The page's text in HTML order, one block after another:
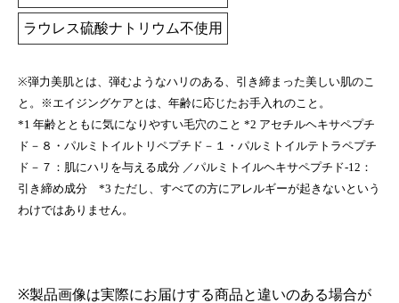
ラウレス硫酸ナトリウム不使用
※弾力美肌とは、弾むようなハリのある、引き締まった美しい肌のこ
と。※エイジングケアとは、年齢に応じたお手入れのこと。
*1 年齢とともに気になりやすい毛穴のこと *2 アセチルヘキサペプチ
ド－８・パルミトイルトリペプチド－１・パルミトイルテトラペプチ
ド－７：肌にハリを与える成分 ／パルミトイルヘキサペプチド-12：
引き締め成分 *3 ただし、すべての方にアレルギーが起きないという
わけではありません。
※製品画像は実際にお届けする商品と違いのある場合が